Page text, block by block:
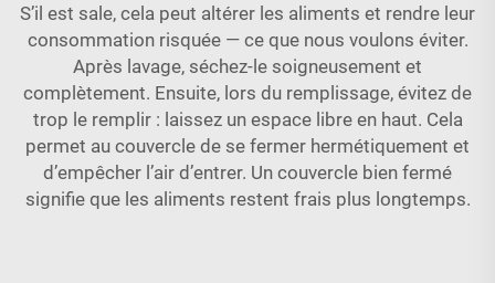
S’il est sale, cela peut altérer les aliments et rendre leur
consommation risquée — ce que nous voulons éviter.
Après lavage, séchez-le soigneusement et
complètement. Ensuite, lors du remplissage, évitez de
trop le remplir : laissez un espace libre en haut. Cela
permet au couvercle de se fermer hermétiquement et
d’empêcher l’air d’entrer. Un couvercle bien fermé
signifie que les aliments restent frais plus longtemps.